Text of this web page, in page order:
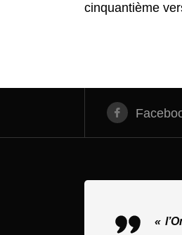
cinquantième
«